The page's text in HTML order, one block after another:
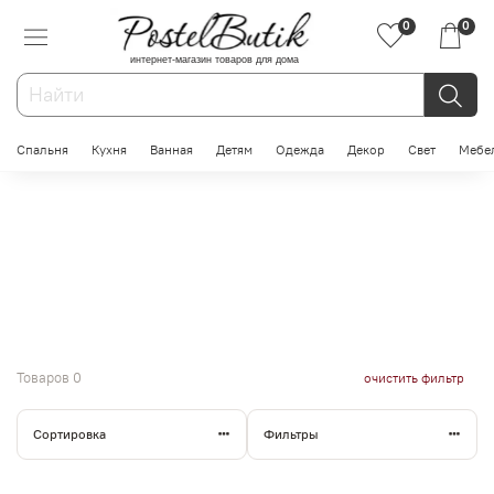
интернет-магазин товаров для дома
0 0
Спальня Кухня Ванная Детям Одежда Декор Свет
Товаров 0 очистить фильтр
Сортировка Фильтры